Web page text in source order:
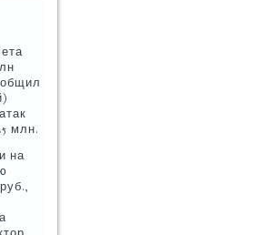
млн.
на